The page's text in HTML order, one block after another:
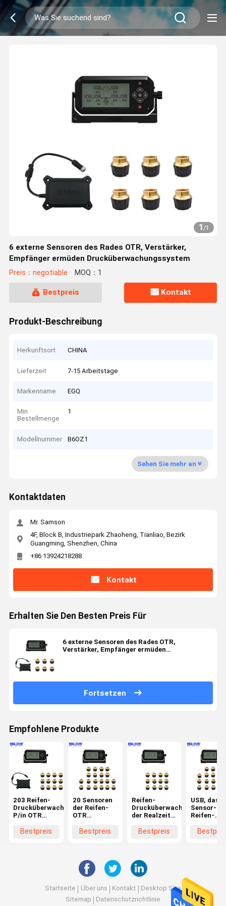
1/1
6 externe Sensoren des Rades OTR, Verstärker,
Empfänger ermüden Drucküberwachungssystem
Preis：negotiable MOQ：1
Bestpreis Kontakt
Produkt-Beschreibung
Herkunftsort CHINA
Lieferzeit 7-15 Arbeitstage
Markenname EGQ
Min
Bestellmenge
1
Modellnummer B6OZ1
Sehen Sie mehr an
Kontaktdaten
Mr. Samson
4F, Block B, Industriepark Zhaoheng, Tianliao, Bezirk
Guangming, Shenzhen, China
+86 13924218288
Kontakt
Erhalten Sie Den Besten Preis Für
6 externe Sensoren des Rades OTR,
Verstärker, Empfänger ermüden
Fortsetzen
Empfohlene Produkte
203 Reifen-
Drucküberwachungssystem
P/in OTR
Bestpreis
20 Sensoren
der Reifen-
OTR
Wifi-Reifen-
Bestpreis
Reifen-
Drucküberwachungssystem
der Realzeit-
der Reifen-
Bestpreis
USB, das
Sensor-
Reifen-
Startseite Über uns Kontakt
Desktop Site
Sitemap
Datenschutzrichtlinie